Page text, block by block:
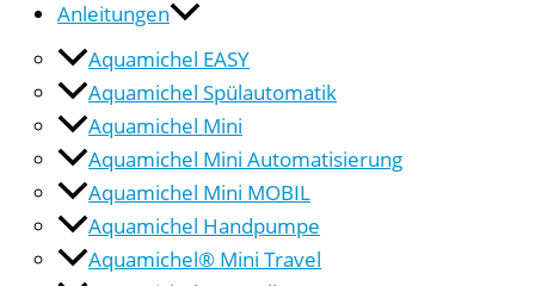
Anleitungen
Aquamichel EASY
Aquamichel Spülautomatik
Aquamichel Mini
Aquamichel Mini Automatisierung
Aquamichel Mini MOBIL
Aquamichel Handpumpe
Aquamichel® Mini Travel